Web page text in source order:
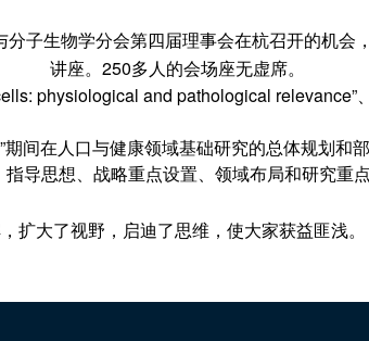
子生物学分会第四届理事会在杭召开的机会
讲座。250多人的会场座无虚席。
physiological and pathological relevance”
间在人口与健康领域基础研究的总体规划
导思想、战略重点设置、领域布局和研究
大了视野，启迪了思维，使大家获益匪浅。